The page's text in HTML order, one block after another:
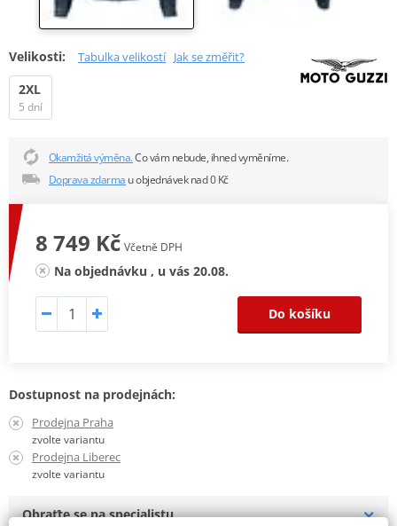
Velikosti: Tabulka velikostí Jak se změřit?
2XL
5 dní
Okamžitá výměna.Co vám nebude, ihned vyměníme.
Doprava zdarma u objednávek nad 0 Kč
8 749 Kč Včetně DPH
Na objednávku , u vás 20.08.
Do košíku
Dostupnost na prodejnách:
Prodejna Praha
zvolte variantu
Prodejna Liberec
zvolte variantu
Obraťte se na specialistu